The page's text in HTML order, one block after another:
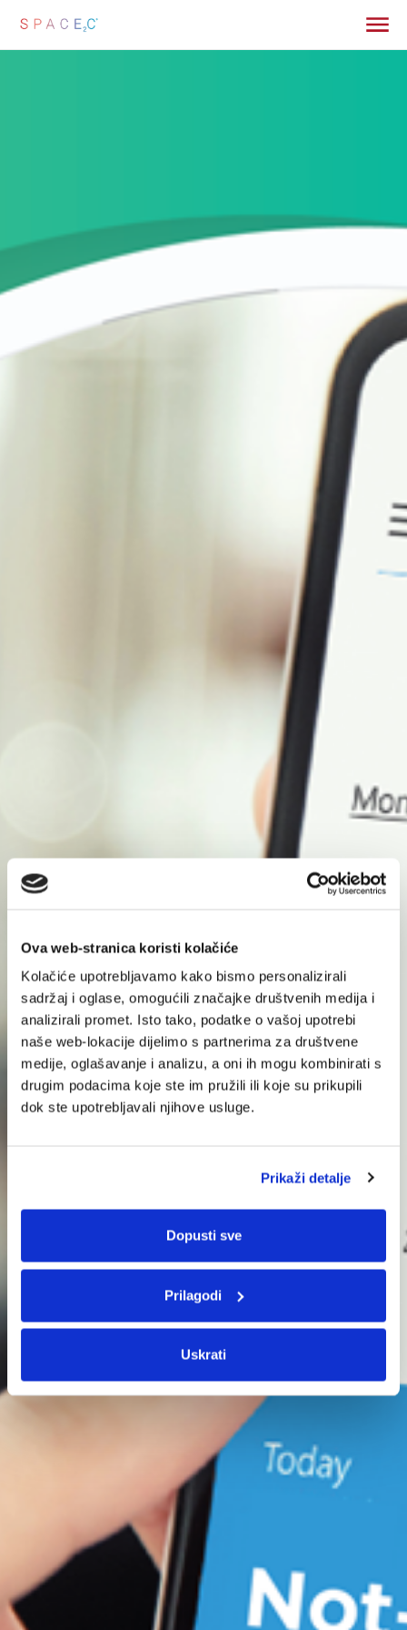
Ova web-stranica koristi kolačiće
Kolačiće upotrebljavamo kako bismo personalizirali
sadržaj i oglase, omogućili značajke društvenih medija i
analizirali promet. Isto tako, podatke o vašoj upotrebi
naše web-lokacije dijelimo s partnerima za društvene
medije, oglašavanje i analizu, a oni ih mogu kombinirati s
drugim podacima koje ste im pružili ili koje su prikupili
dok ste upotrebljavali njihove usluge.
Prikaži detalje
Dopusti sve
Prilagodi
Uskrati